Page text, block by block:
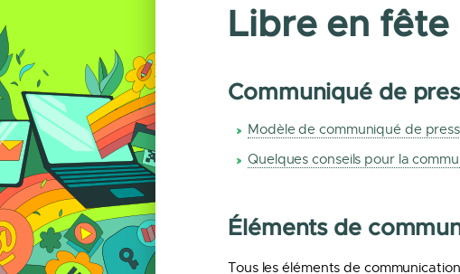
Libre en
Communiqué de
Modèle de communiqué de
Quelques conseils pour la
Éléments de
Tous les éléments de